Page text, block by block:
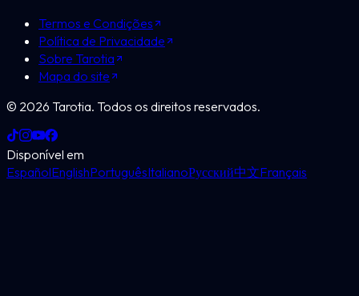
Termos e Condições
Política de Privacidade
Sobre Tarotia
Mapa do site
© 2026 Tarotia. Todos os direitos reservados.
Disponível em
EspañolEnglishPortuguêsItalianoРусский中文Français